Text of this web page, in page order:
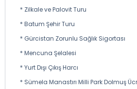
* Zilkale ve Palovit Turu
* Batum Şehir Turu
* Gürcistan Zorunlu Sağlık Sigortası
* Mencuna Şelalesi
* Yurt Dışı Çıkış Harcı
* Sümela Manastırı Milli Park Dolmuş